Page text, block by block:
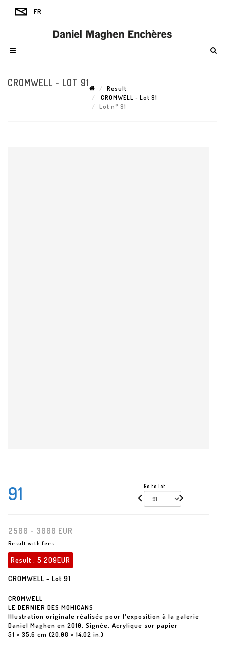
CROMWELL - LOT 91
Result
CROMWELL - Lot 91
Lot n° 91
91 Go to lot
2500 - 3000 EUR
Result with fees
Result : 5 209EUR
CROMWELL - Lot 91
CROMWELL
LE DERNIER DES MOHICANS
Illustration originale réalisée pour l'exposition à la galerie
Daniel Maghen en 2010. Signée. Acrylique sur papier
51 × 35,6 cm (20,08 × 14,02 in.)